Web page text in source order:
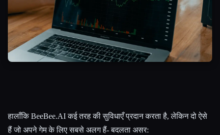
हालाँकि BeeBee.AI कई तरह की सुविधाएँ प्रदान करता है, लेकिन दो ऐसे
हैं जो अपने गेम के लिए सबसे अलग हैं- बदलता असर: